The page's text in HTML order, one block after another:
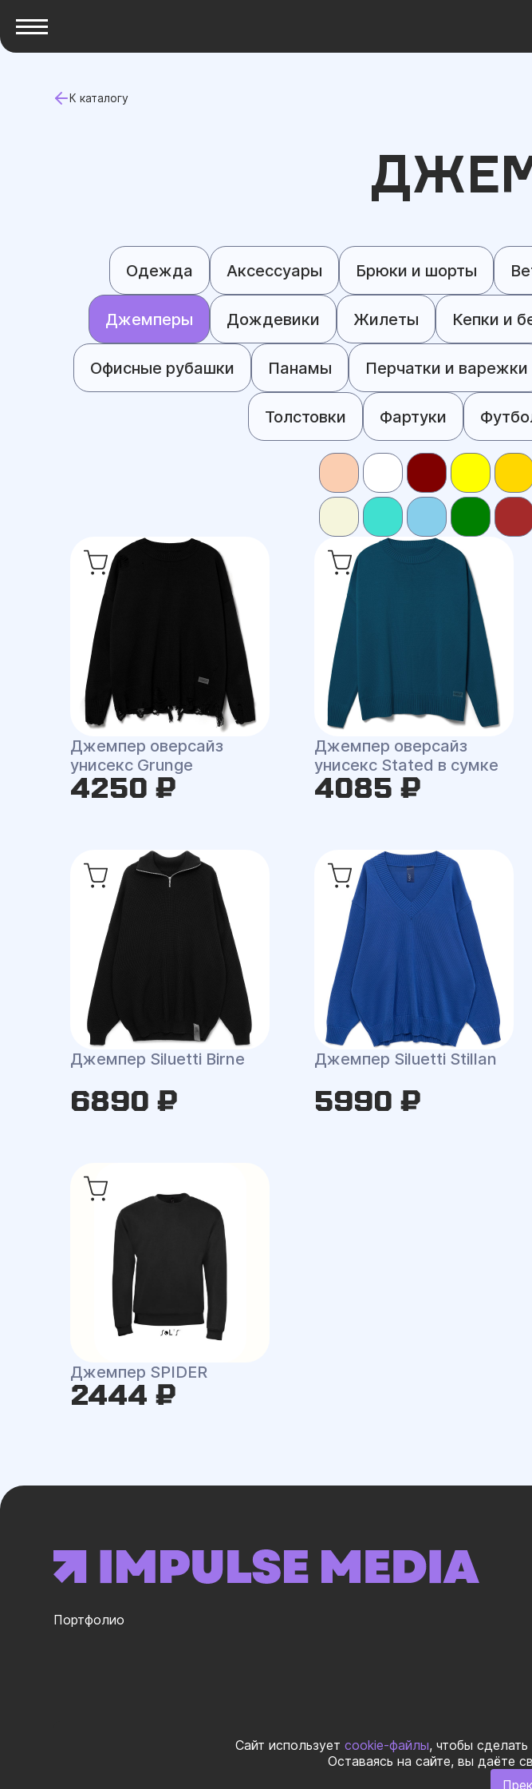
К каталогу
Одежда Аксессуары Брюки и шорты
Джемперы Дождевики Жилеты Кепки и
Офисные рубашки Панамы Перчатки и варежки
Толстовки Фартуки
Джемпер оверсайз
унисекс Grunge
4250 ₽
Джемпер оверсайз
унисекс Stated в сумке
4085 ₽
Джемпер Siluetti Birne
6890 ₽
Джемпер Siluetti Stillan
5990 ₽
Джемпер SPIDER
2444 ₽
Портфолио
© 2026 ООО «ИМПУЛЬС МЕДИА ГЛОБАЛ» Все права защищеныㅤ|ㅤ
Сайт использует cookie-файлы, чтобы
Оставаясь на сайте, вы даёте